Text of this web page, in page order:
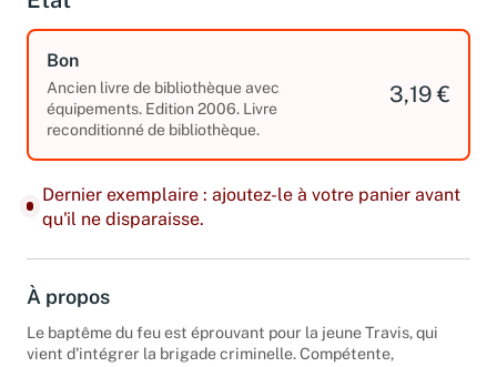
Bon
Ancien livre de bibliothèque avec
équipements. Edition 2006. Livre
reconditionné de bibliothèque.
3,19 €
Dernier exemplaire : ajoutez-le à votre panier avant
qu'il ne disparaisse.
À propos
Le baptême du feu est éprouvant pour la jeune Travis, qui
vient d'intégrer la brigade criminelle. Compétente,